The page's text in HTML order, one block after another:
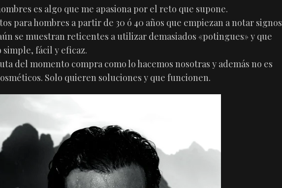
es algo que me apasiona por el reto que supone.
para hombres a partir de 30 ó 40 años que empiezan a notar signos
se muestran reticentes a utilizar demasiados «potingues» y que
simple, fácil y eficaz.
del momento compra como lo hacemos nosotras y además no es
Solo quieren soluciones y que funcionen.